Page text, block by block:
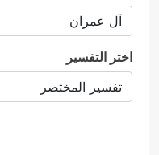
اختر التفسير